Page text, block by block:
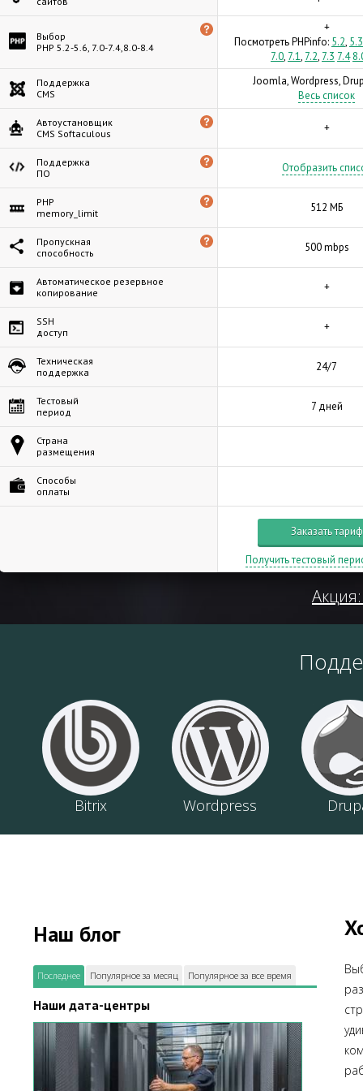
Выбор
PHP 5.2-5.6, 7.0-7.4,8.0-8.4
+
Посмотреть PHPinfo: 5.2, 5.3
7.0, 7.1, 7.2, 7.3 7.4
Поддержка
CMS
Joomla, Wordpress,
Весь список
Автоустановщик
CMS Softaculous
+
Поддержка
ПО
Отобразить
PHP
memory_limit
512 МБ
Пропускная
способность
500 mbps
Автоматическое резервное
копирование
+
SSH
доступ
+
Техническая
поддержка
24/7
Тестовый
период
7 дней
Страна
размещения
Способы
оплаты
Заказать тариф
Получить тестовый
Bitrix Wordpress
Наш блог
Последнее Популярное за месяц Популярное за все время
Наши дата-центры